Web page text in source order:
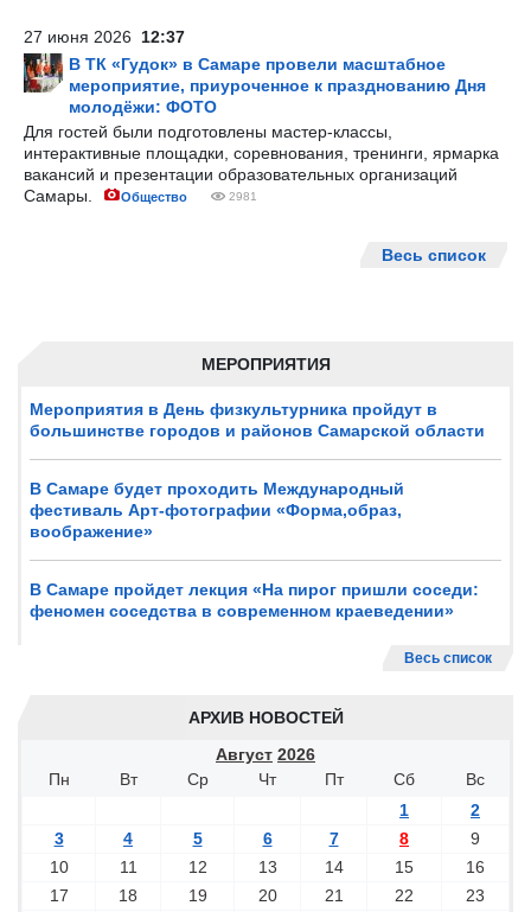
МЕРОПРИЯТИЯ
Мероприятия в День физкультурника пройдут в
большинстве городов и районов Самарской области
В Самаре будет проходить Международный
фестиваль Арт-фотографии «Форма,образ,
воображение»
В Самаре пройдет лекция «На пирог пришли соседи:
феномен соседства в современном краеведении»
Весь список
АРХИВ НОВОСТЕЙ
Август 2026
Пн
Вт Ср Чт Пт Сб
Вс
1
2
3
4 5 6 7 8
9
10
11 12 13 14 15
16
17
18 19 20 21 22
23
27 июня 2026 12:37
В ТК «Гудок» в Самаре провели масштабное
мероприятие, приуроченное к празднованию Дня
молодёжи: ФОТО
Для гостей были подготовлены мастер-классы,
интерактивные площадки, соревнования, тренинги, ярмарка
вакансий и презентации образовательных организаций
Самары.
Общество 2981
Весь список